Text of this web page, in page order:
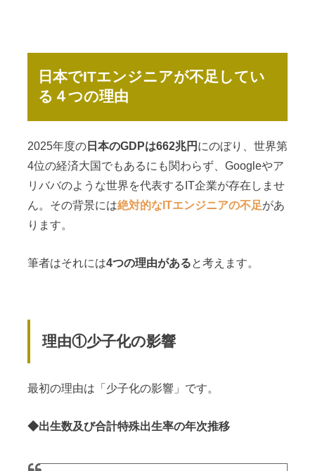
日本でITエンジニアが不足してい
る４つの理由
2025年度の日本のGDPは662兆円 にのぼり、世界第
4位の経済大国でもあるにも関わらず、Googleやア
リババのような世界を代表するIT企業が存在しませ
ん。その背景には絶対的なITエンジニアの不足があ
ります。
筆者はそれには4つの理由があると考えます。
理由①少子化の影響
最初の理由は「少子化の影響」です。
◆出生数及び合計特殊出生率の年次推移